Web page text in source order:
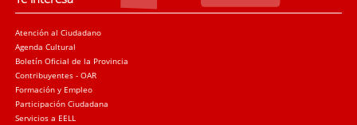
Atención al Ciudadano
Agenda Cultural
Boletín Oficial de la Provincia
Contribuyentes - OAR
Formación y Empleo
Participación Ciudadana
Servicios a EELL